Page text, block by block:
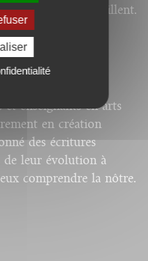
l'émerveillent.
enseignants en arts
en création
des écritures
de leur évolution à
comprendre la nôtre.